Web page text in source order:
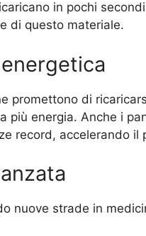
in pochi
di questo materiale.
promettono di
più energia. Anche i
record, accelerando il
nuove strade in